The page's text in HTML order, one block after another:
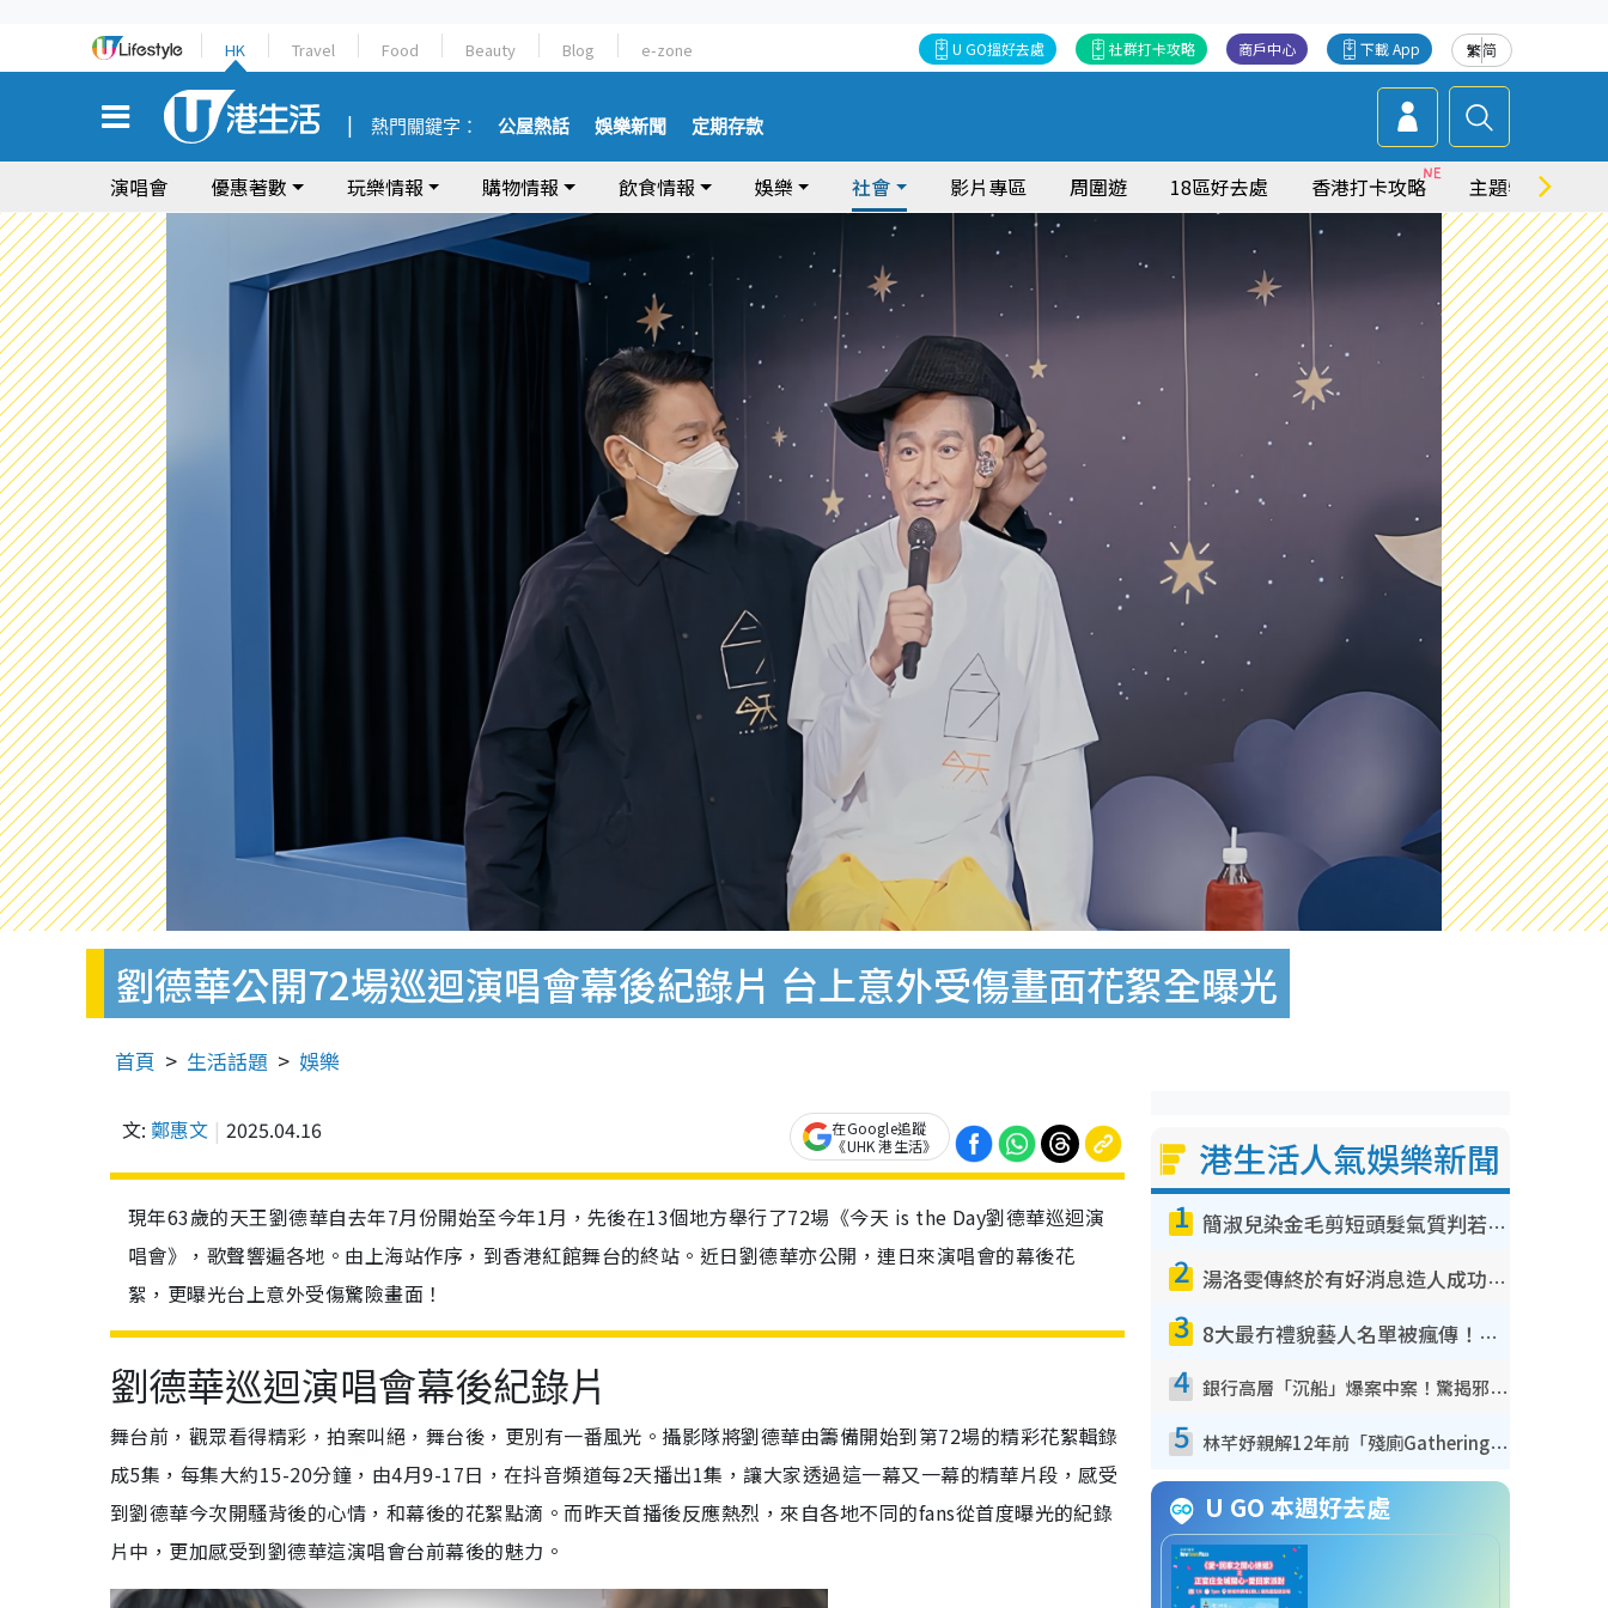
HK Travel Food Beauty Blog e-zone 繁简
下載 App
商戶中心
社群打卡攻略
U GO搵好去處
熱門關鍵字： 公屋熱話 娛樂新聞 定期存款
演唱會 優惠著數 玩樂情報 購物情報 飲食情報 娛樂 社會 影片專區 周圍遊 18區好去處 香港打卡攻略 主題特集
劉德華公開72場巡迴演唱會幕後紀錄片 台上意外受傷畫面花絮全曝光
首頁 生活話題 娛樂
文: 鄭惠文 2025.04.16
在Google追蹤
《UHK 港生活》
現年63歲的天王劉德華自去年7月份開始至今年1月，先後在13個地方舉行了72場《今天 is the Day劉德華巡迴演
唱會》，歌聲響遍各地。由上海站作序，到香港紅館舞台的終站。近日劉德華亦公開，連日來演唱會的幕後花
絮，更曝光台上意外受傷驚險畫面！
劉德華巡迴演唱會幕後紀錄片
舞台前，觀眾看得精彩，拍案叫絕，舞台後，更別有一番風光。攝影隊將劉德華由籌備開始到第72場的精彩花絮輯錄
成5集，每集大約15-20分鐘，由4月9-17日，在抖音頻道每2天播出1集，讓大家透過這一幕又一幕的精華片段，感受
到劉德華今次開騷背後的心情，和幕後的花絮點滴。而昨天首播後反應熱烈，來自各地不同的fans從首度曝光的紀錄
片中，更加感受到劉德華這演唱會台前幕後的魅力。
港生活人氣娛樂新聞
1 簡淑兒染金毛剪短頭髮氣質判若兩人！嚇壞老公麥大力都認唔出：「你做咩事？」
2 湯洛雯傳終於有好消息造人成功！兩大細節曝孕味極濃惹猜測：大肚婆先會咁！
3 8大最冇禮貌藝人名單被瘋傳！網民揭發明星真面目 一致數臭呢位係無品天花板？
4 銀行高層「沉船」爆案中案！驚揭邪教洗腦操控賣淫被吞600萬 幕後黑手講多錯多
5 林芊妤親解12年前「殘廁Gathering」真相！高層解約一句話重創尊嚴至今拒返TVB
U GO 本週好去處